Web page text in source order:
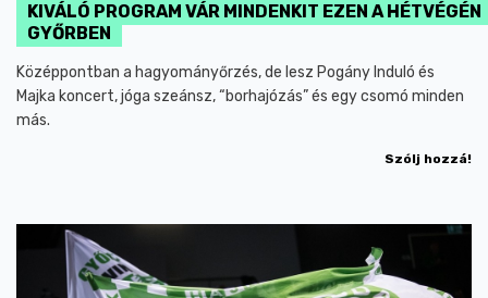
KIVÁLÓ PROGRAM VÁR MINDENKIT EZEN A HÉTVÉGÉN
GYŐRBEN
Középpontban a hagyományőrzés, de lesz Pogány Induló és
Majka koncert, jóga szeánsz, “borhajózás” és egy csomó minden
más.
Szólj hozzá!